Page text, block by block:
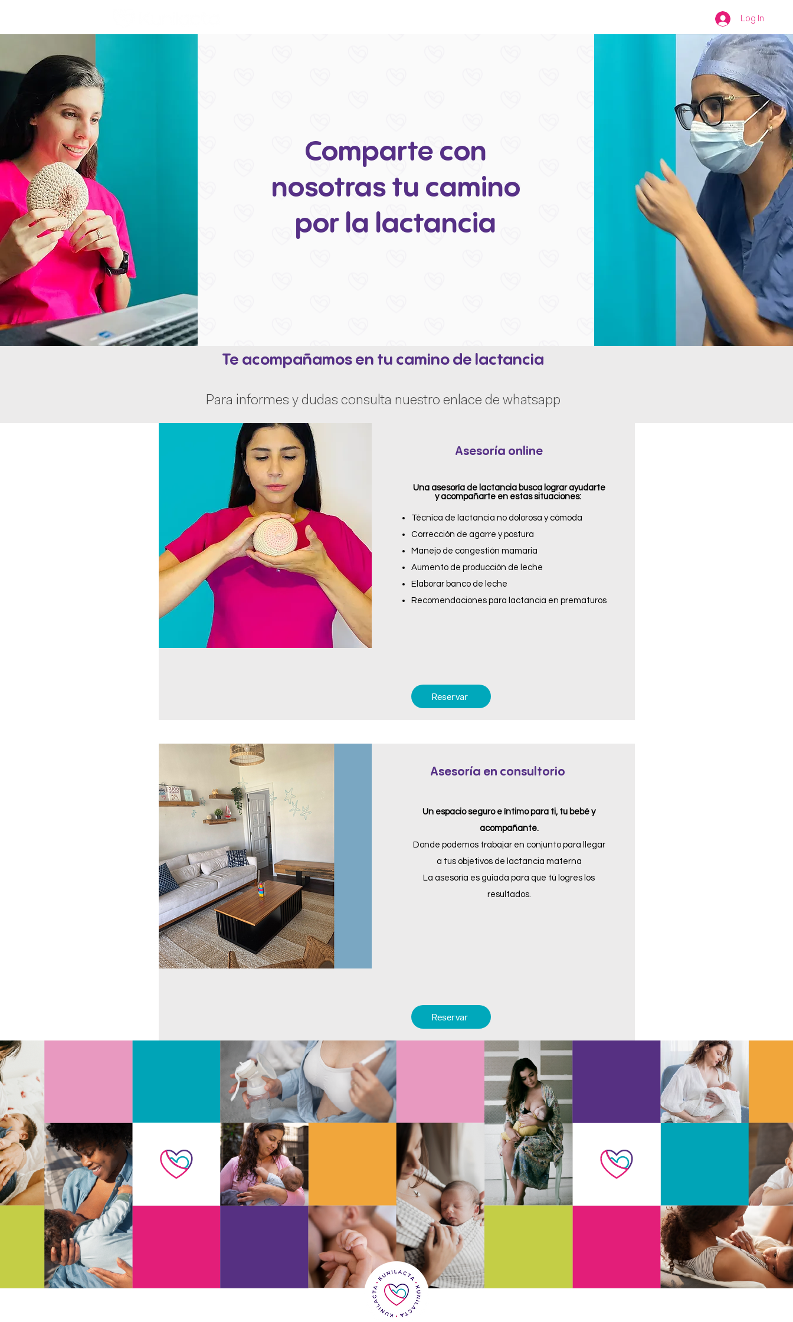
Log In
Comparte con
nosotras tu camino
por la lactancia
Te acompañamos en tu camino de lactancia
Para informes y dudas consulta nuestro enlace de whatsapp
Asesoría online
Una asesoría de lactancia busca lograr ayudarte
y acompañarte en estas situaciones: ​
Técnica de lactancia no dolorosa y cómoda
Corrección de agarre y postura
Manejo de congestión mamaria
Aumento de producción de leche
Elaborar banco de leche
Recomendaciones para lactancia en prematuros
Reservar
Asesoría en consultorio
Un espacio seguro e íntimo para ti, tu bebé y
acompañante.
Donde podemos trabajar en conjunto para llegar
a tus objetivos de lactancia materna
La asesoría es guiada para que tú logres los
resultados.
Reservar